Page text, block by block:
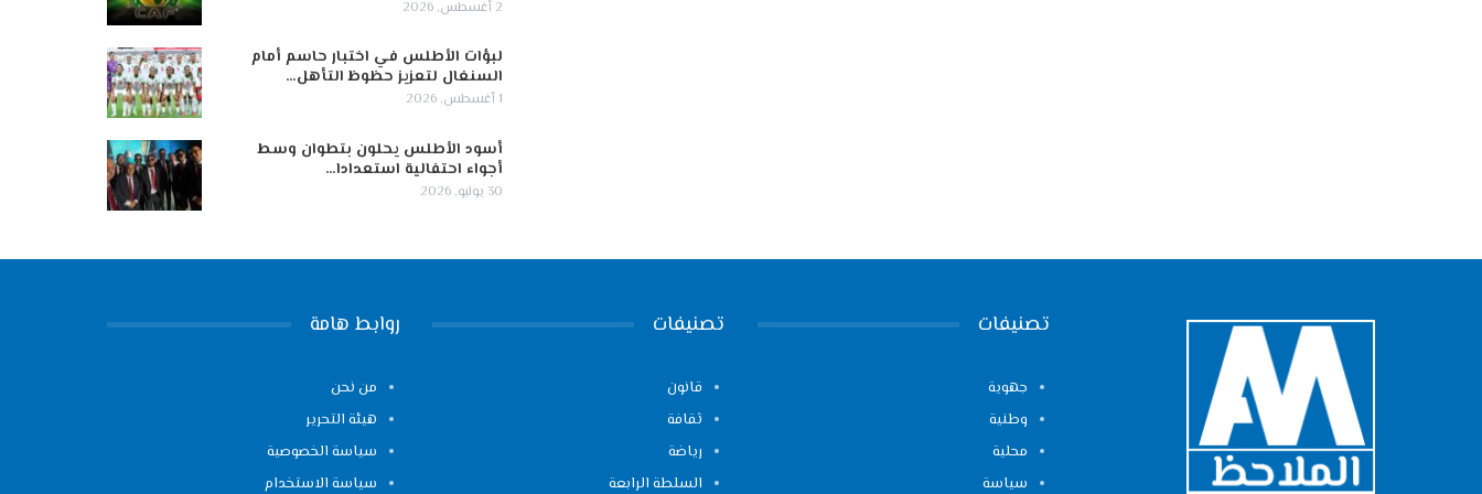
2 أغسطس, 2026
لبؤات الأطلس في اختبار حاسم أمام
السنغال لتعزيز حظوظ التأهل…
1 أغسطس, 2026
أسود الأطلس يحلون بتطوان وسط
أجواء احتفالية استعدادا…
30 يوليو, 2026
تصنيفات
جهوية
وطنية
محلية
سياسة
تصنيفات
قانون
ثقافة
رياضة
السلطة الرابعة
روابط هامة
من نحن
هيئة التحرير
سياسة الخصوصية
سياسة الاستخدام